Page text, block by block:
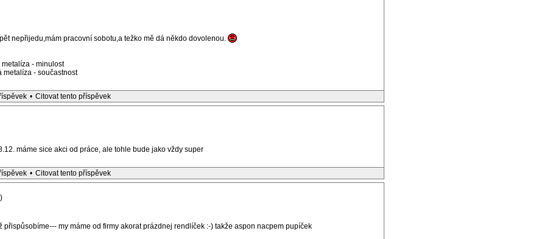
nepřijedu,mám pracovní sobotu,a težko mě dá někdo dovolenou.
metalíza - minulost
metalíza - součastnost
• Citovat tento příspěvek
máme sice akci od práce, ale tohle bude jako vždy super
• Citovat tento příspěvek
přispůsobíme--- my máme od firmy akorat prázdnej rendlíček :-) takže aspon nacpem pupíček